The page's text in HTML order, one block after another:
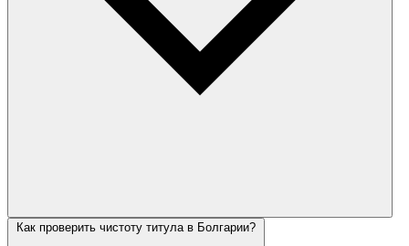
Как проверить чистоту титула в Болгарии?